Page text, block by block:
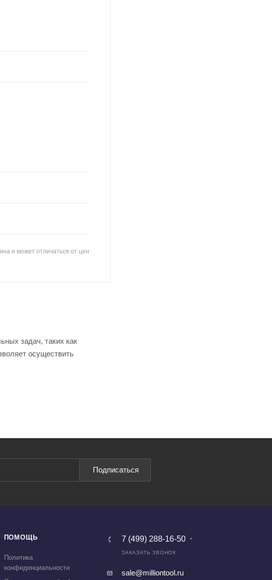
и может отличаться от цен
задач, таких как
осуществить
Подписаться
ПОМОЩЬ
Политика
конфиденциальности
7 (499) 288-16-50
ЗАКАЗАТЬ ЗВОНОК
sale@milliontool.ru